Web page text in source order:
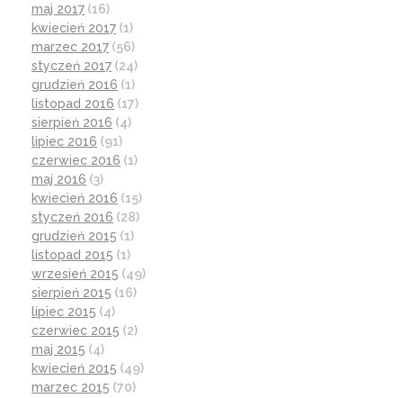
maj 2017 (16)
kwiecień 2017 (1)
marzec 2017 (56)
styczeń 2017 (24)
grudzień 2016 (1)
listopad 2016 (17)
sierpień 2016 (4)
lipiec 2016 (91)
czerwiec 2016 (1)
maj 2016 (3)
kwiecień 2016 (15)
styczeń 2016 (28)
grudzień 2015 (1)
listopad 2015 (1)
wrzesień 2015 (49)
sierpień 2015 (16)
lipiec 2015 (4)
czerwiec 2015 (2)
maj 2015 (4)
kwiecień 2015 (49)
marzec 2015 (70)